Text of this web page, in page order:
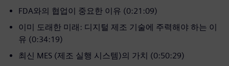
FDA와의 협업이 중요한 이유 (0:21:09)
이미 도래한 미래: 디지털 제조 기술에 주력해야 하는 이
유 (0:34:19)
최신 MES (제조 실행 시스템)의 가치 (0:50:29)